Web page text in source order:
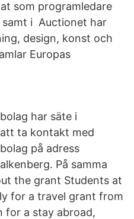
som programledare
samt i Auctionet har
design, konst och
Europas
har säte i
ta kontakt med
på adress
På samma
the grant Students at
for a travel grant from
for a stay abroad,